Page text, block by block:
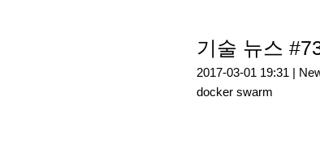
기술 뉴스
2017-03-01 19:31 |
docker swarm